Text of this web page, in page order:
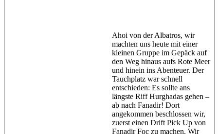
Ahoi von der Albatros, wir
machten uns heute mit einer
kleinen Gruppe im Gepäck auf
den Weg hinaus aufs Rote Meer
und hinein ins Abenteuer. Der
Tauchplatz war schnell
entschieden: Es sollte ans
längste Riff Hurghadas gehen –
ab nach Fanadir! Dort
angekommen beschlossen wir,
zuerst einen Drift Pick Up von
Fanadir Foc zu machen. Wir